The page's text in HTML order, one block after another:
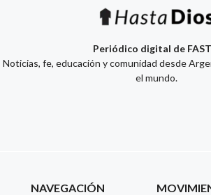
Periódico digital de
Noticias, fe, educación y comunidad desde
el mundo.
NAVEGACIÓN